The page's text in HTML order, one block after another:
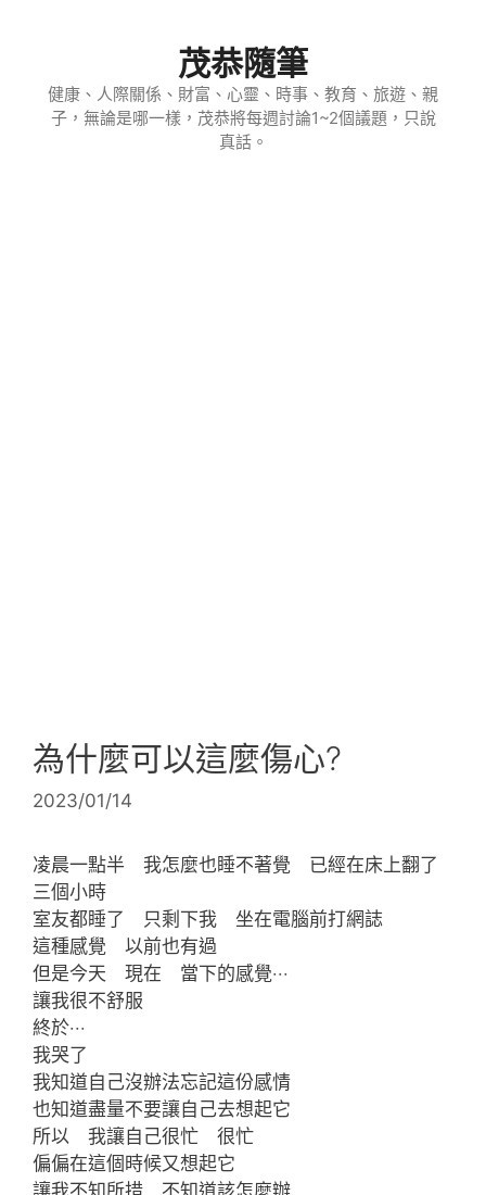
茂恭隨筆
健康、人際關係、財富、心靈、時事、教育、旅遊、親
子，無論是哪一樣，茂恭將每週討論1~2個議題，只說
真話。
為什麼可以這麼傷心?
2023/01/14
凌晨一點半 我怎麼也睡不著覺 已經在床上翻了
三個小時
室友都睡了 只剩下我 坐在電腦前打網誌
這種感覺 以前也有過
但是今天 現在 當下的感覺‧‧‧
讓我很不舒服
終於‧‧‧
我哭了
我知道自己沒辦法忘記這份感情
也知道盡量不要讓自己去想起它
所以 我讓自己很忙 很忙
偏偏在這個時候又想起它
讓我不知所措 不知道該怎麼辦